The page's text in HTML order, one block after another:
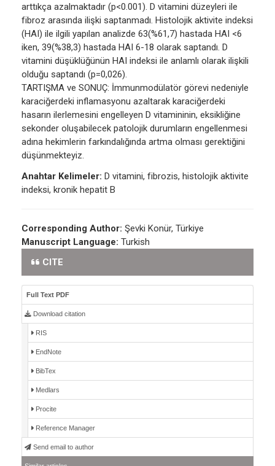
arttıkça azalmaktadır (p<0.001). D vitamini düzeyleri ile
fibroz arasında ilişki saptanmadı. Histolojik aktivite indeksi
(HAI) ile ilgili yapılan analizde 63(%61,7) hastada HAI <6
iken, 39(%38,3) hastada HAI 6-18 olarak saptandı. D
vitamini düşüklüğünün HAI indeksi ile anlamlı olarak ilişkili
olduğu saptandı (p=0,026).
TARTIŞMA ve SONUÇ: İmmunmodülatör görevi nedeniyle
karaciğerdeki inflamasyonu azaltarak karaciğerdeki
hasarın ilerlemesini engelleyen D vitamininin, eksikliğine
sekonder oluşabilecek patolojik durumların engellenmesi
adına hekimlerin farkındalığında artma olması gerektiğini
düşünmekteyiz.
Anahtar Kelimeler: D vitamini, fibrozis, histolojik aktivite
indeksi, kronik hepatit B
Corresponding Author: Şevki Konür, Türkiye
Manuscript Language: Turkish
CITE
Full Text PDF
Download citation
RIS
EndNote
BibTex
Medlars
Procite
Reference Manager
Send email to author